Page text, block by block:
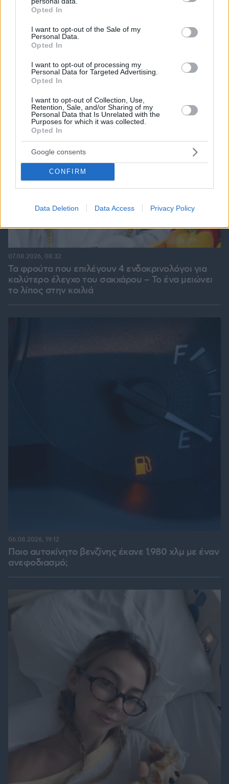
grant or deny consent to Google and its third-party tags to
use your data for below specified purposes in below Google
consent section.
Opted In
I want to opt-out of the Sale of my
Personal Data.
Opted In
I want to opt-out of processing my
Personal Data for Targeted Advertising.
Opted In
I want to opt-out of Collection, Use,
Retention, Sale, and/or Sharing of my
Personal Data that Is Unrelated with the
Purposes for which it was collected.
Opted In
Google consents
CONFIRM
Data Deletion Data Access Privacy Policy
Best of Network
Τα φρούτα που επιλέγουν 4 ενδοκρινολόγοι για
καλύτερο έλεγχο του σακχάρου – Το ένα μειώνει
το λίπος στην κοιλιά
07.08.2026, 08:32
Ποιο αυτοκίνητο βενζίνης έκανε 1.980 χλμ με έναν
ανεφοδιασμό;
06.08.2026, 19:12